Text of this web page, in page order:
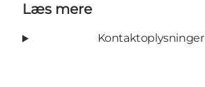
Læs mere
Kontaktoplysninger